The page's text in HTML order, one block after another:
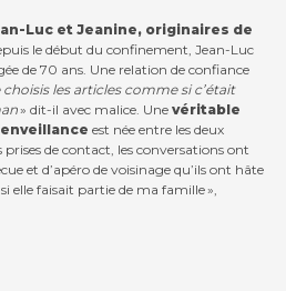
Luc et Jeanine, originaires de
le début du confinement, Jean-Luc
de 70 ans. Une relation de confiance
choisis les articles comme si c’était
» dit-il avec malice. Une véritable
est née entre les deux
de contact, les conversations ont
et d’apéro de voisinage qu’ils ont hâte
elle faisait partie de ma famille »,